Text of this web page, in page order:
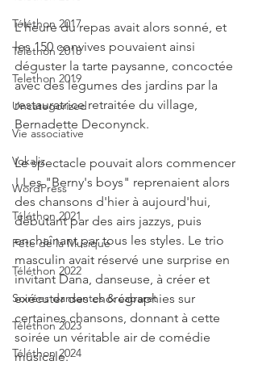
Téléthon 2017
Téléthon 2018
Telethon 2019
Uncategorized
Vie associative
Vokaliz
WordPress
Téléthon 2021
Fête de la Musique
Téléthon 2022
Soirées dansantes & cabaret
Téléthon 2023
Téléthon 2024
L'heure du repas avait alors sonné, et
les 150 convives pouvaient ainsi
déguster la tarte paysanne, concoctée
avec des légumes des jardins par la
restauratrice retraitée du village,
Bernadette Deconynck.
Le spectacle pouvait alors commencer
! Les "Berny's boys" reprenaient alors
des chansons d'hier à aujourd'hui,
débutant par des airs jazzys, puis
enchaînant par tous les styles. Le trio
masculin avait réservé une surprise en
invitant Dana, danseuse, à créer et
exécuter des chorégraphies sur
certaines chansons, donnant à cette
soirée un véritable air de comédie
musicale.